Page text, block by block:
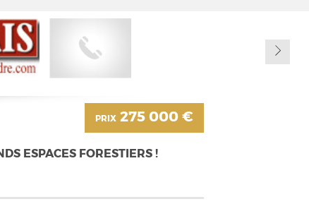
PRIX 275 000 €
ESPACES FORESTIERS !